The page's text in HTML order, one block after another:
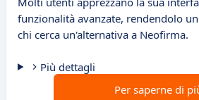
funzionalità avanzate, rendendolo
chi cerca un'alternativa a Neofirma.
Più dettagli
Per saperne di